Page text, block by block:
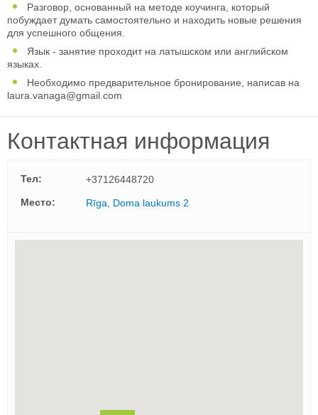
Разговор, основанный на методе коучинга, который
побуждает думать самостоятельно и находить новые решения
для успешного общения.
Язык - занятие проходит на латышском или английском
языках.
Необходимо предварительное бронирование, написав на
laura.vanaga@gmail.com
Контактная информация
Тел:
+37126448720
Mесто:
Rīga, Doma laukums 2